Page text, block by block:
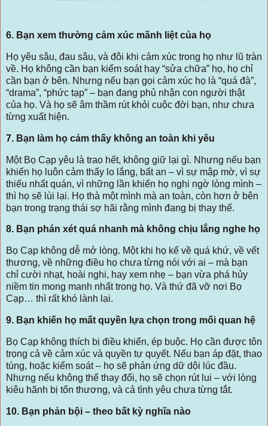
6. Bạn xem thường cảm xúc mãnh liệt của họ
Họ yêu sâu, đau sâu, và đôi khi cảm xúc trong họ như lũ tràn
về. Họ không cần bạn kiểm soát hay “sửa chữa” họ, họ chỉ
cần bạn ở bên. Nhưng nếu bạn gọi cảm xúc họ là “quá đà”,
“drama”, “phức tạp” – bạn đang phủ nhận con người thật
của họ. Và họ sẽ âm thầm rút khỏi cuộc đời bạn, như chưa
từng xuất hiện.
7. Bạn làm họ cảm thấy không an toàn khi yêu
Một Bọ Cạp yêu là trao hết, không giữ lại gì. Nhưng nếu bạn
khiến họ luôn cảm thấy lo lắng, bất an – vì sự mập mờ, vì sự
thiếu nhất quán, vì những lần khiến họ nghi ngờ lòng mình –
thì họ sẽ lùi lại. Họ thà một mình mà an toàn, còn hơn ở bên
bạn trong trạng thái sợ hãi rằng mình đang bị thay thế.
8. Bạn phán xét quá nhanh mà không chịu lắng nghe họ
Bọ Cạp không dễ mở lòng. Một khi họ kể về quá khứ, về vết
thương, về những điều họ chưa từng nói với ai – mà bạn
chỉ cười nhạt, hoài nghi, hay xem nhẹ – bạn vừa phá hủy
niềm tin mong manh nhất trong họ. Và thứ đã vỡ nơi Bọ
Cạp… thì rất khó lành lại.
9. Bạn khiến họ mất quyền lựa chọn trong mối quan hệ
Bọ Cạp không thích bị điều khiển, ép buộc. Họ cần được tôn
trọng cả về cảm xúc và quyền tự quyết. Nếu bạn áp đặt, thao
túng, hoặc kiểm soát – họ sẽ phản ứng dữ dội lúc đầu.
Nhưng nếu không thể thay đổi, họ sẽ chọn rút lui – với lòng
kiêu hãnh bị tổn thương, và cả tình yêu chưa từng tắt.
10. Bạn phản bội – theo bất kỳ nghĩa nào